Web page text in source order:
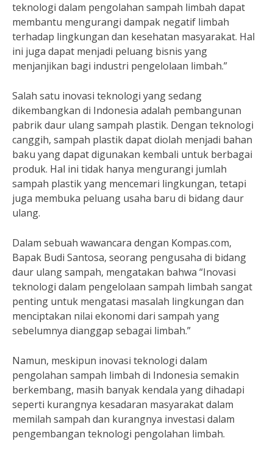
teknologi dalam pengolahan sampah limbah dapat
membantu mengurangi dampak negatif limbah
terhadap lingkungan dan kesehatan masyarakat. Hal
ini juga dapat menjadi peluang bisnis yang
menjanjikan bagi industri pengelolaan limbah.”
Salah satu inovasi teknologi yang sedang
dikembangkan di Indonesia adalah pembangunan
pabrik daur ulang sampah plastik. Dengan teknologi
canggih, sampah plastik dapat diolah menjadi bahan
baku yang dapat digunakan kembali untuk berbagai
produk. Hal ini tidak hanya mengurangi jumlah
sampah plastik yang mencemari lingkungan, tetapi
juga membuka peluang usaha baru di bidang daur
ulang.
Dalam sebuah wawancara dengan Kompas.com,
Bapak Budi Santosa, seorang pengusaha di bidang
daur ulang sampah, mengatakan bahwa “Inovasi
teknologi dalam pengelolaan sampah limbah sangat
penting untuk mengatasi masalah lingkungan dan
menciptakan nilai ekonomi dari sampah yang
sebelumnya dianggap sebagai limbah.”
Namun, meskipun inovasi teknologi dalam
pengolahan sampah limbah di Indonesia semakin
berkembang, masih banyak kendala yang dihadapi
seperti kurangnya kesadaran masyarakat dalam
memilah sampah dan kurangnya investasi dalam
pengembangan teknologi pengolahan limbah.